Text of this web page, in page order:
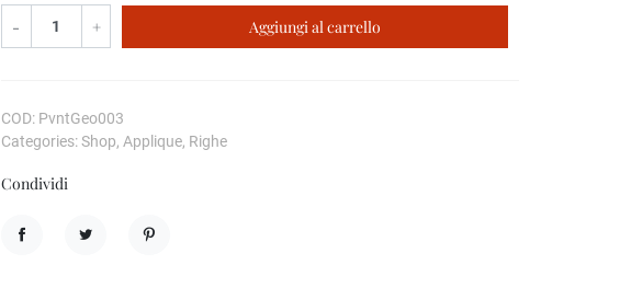
- + Aggiungi al carrello
COD: PvntGeo003
Categories: Shop, Applique, Righe
Condividi